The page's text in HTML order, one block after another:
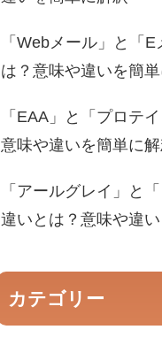
「Webメール」と「
は？意味や違いを簡
「EAA」と「プロテ
意味や違いを簡単に
「アールグレイ」と
違いとは？意味や違
カテゴリー